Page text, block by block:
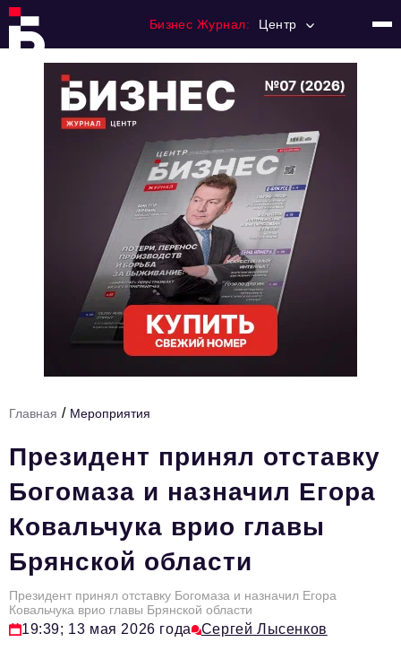
Бизнес Журнал: Центр
Регулирование
Премия "Тульский Бизнес"
История тульского предпринимательства
Тема номера
HR
Персона номера
Инфраструктура развития
Технологии и тренды
Туризм
Главная / Мероприятия
Президент принял отставку
Богомаза и назначил Егора
Ковальчука врио главы
Брянской области
Президент принял отставку Богомаза и назначил Егора
Ковальчука врио главы Брянской области
19:39; 13 мая 2026 года Сергей Лысенков